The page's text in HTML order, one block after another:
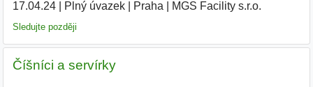
17.04.24| Plný úvazek| Praha MGS Facility s.r.o.
Sledujte později
Číšníci a servírky